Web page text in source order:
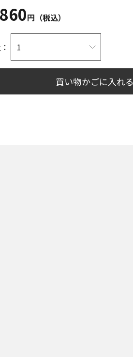
円（税込）
買い物かごに入れる